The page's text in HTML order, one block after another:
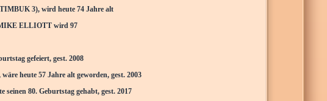
3), wird heute 74 Jahre alt
ELLIOTT wird 97
gefeiert, gest. 2008
heute 57 Jahre alt geworden, gest. 2003
80. Geburtstag gehabt, gest. 2017